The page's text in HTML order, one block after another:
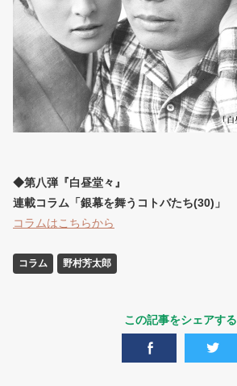
◆第八弾『白昼堂々』
連載コラム「銀幕を舞うコトバたち(30)」
コラムはこちらから
コラム 野村芳太郎
この記事をシェアする